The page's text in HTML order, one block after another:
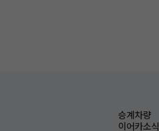
승계차량
이어카소식